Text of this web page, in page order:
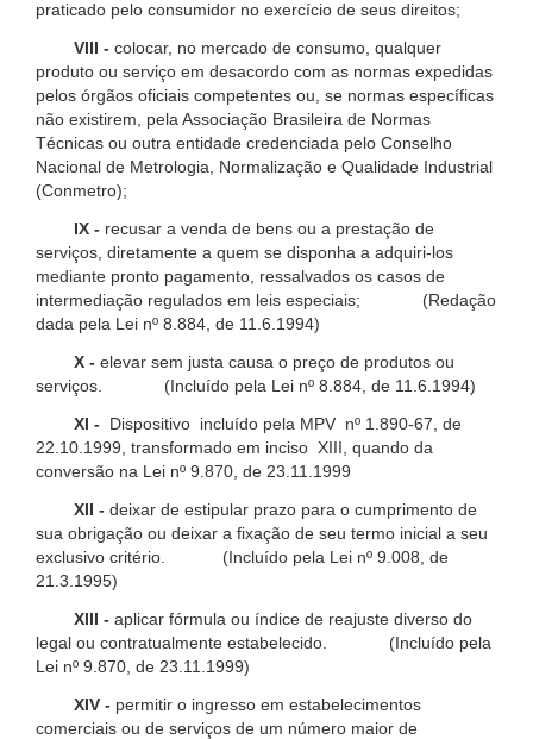
praticado pelo consumidor no exercício de seus direitos;
VIII - colocar, no mercado de consumo, qualquer
produto ou serviço em desacordo com as normas expedidas
pelos órgãos oficiais competentes ou, se normas específicas
não existirem, pela Associação Brasileira de Normas
Técnicas ou outra entidade credenciada pelo Conselho
Nacional de Metrologia, Normalização e Qualidade Industrial
(Conmetro);
IX - recusar a venda de bens ou a prestação de
serviços, diretamente a quem se disponha a adquiri-los
mediante pronto pagamento, ressalvados os casos de
intermediação regulados em leis especiais; (Redação
dada pela Lei nº 8.884, de 11.6.1994)
X - elevar sem justa causa o preço de produtos ou
serviços. (Incluído pela Lei nº 8.884, de 11.6.1994)
XI -
Dispositivo incluído pela MPV nº 1.890-67, de
22.10.1999, transformado em inciso XIII, quando da
conversão na Lei nº 9.870, de 23.11.1999
XII - deixar de estipular prazo para o cumprimento de
sua obrigação ou deixar a fixação de seu termo inicial a seu
exclusivo critério. (Incluído pela Lei nº 9.008, de
21.3.1995)
XIII - aplicar fórmula ou índice de reajuste diverso do
legal ou contratualmente estabelecido. (Incluído pela
Lei nº 9.870, de 23.11.1999)
XIV - permitir o ingresso em estabelecimentos
comerciais ou de serviços de um número maior de